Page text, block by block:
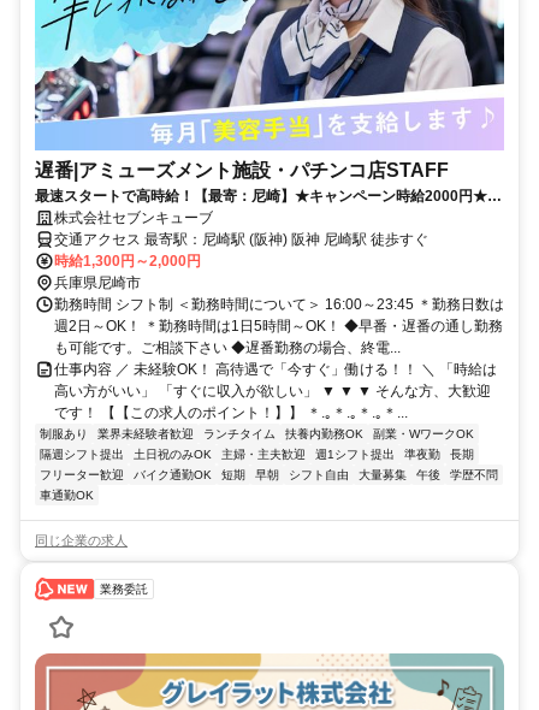
遅番|アミューズメント施設・パチンコ店STAFF
最速スタートで高時給！【最寄：尼崎】★キャンペーン時給2000円★週
2日～＆土日祝休み＆短時間も可能
株式会社セブンキューブ
交通アクセス 最寄駅：尼崎駅 (阪神) 阪神 尼崎駅 徒歩すぐ
時給1,300円～2,000円
兵庫県尼崎市
勤務時間 シフト制 ＜勤務時間について＞ 16:00～23:45 ＊勤務日数は
週2日～OK！ ＊勤務時間は1日5時間～OK！ ◆早番・遅番の通し勤務
も可能です。ご相談下さい ◆遅番勤務の場合、終電...
仕事内容 ／ 未経験OK！ 高待遇で「今すぐ」働ける！！ ＼ 「時給は
高い方がいい」 「すぐに収入が欲しい」 ▼ ▼ ▼ そんな方、大歓迎
です！ 【【この求人のポイント！】】 ＊.｡＊.｡＊.｡＊...
制服あり 業界未経験者歓迎 ランチタイム 扶養内勤務OK
副業・WワークOK
隔週シフト提出
土日祝のみOK 主婦・主夫歓迎 週1シフト提出 準夜勤
長期
フリーター歓迎
バイク通勤OK 短期 早朝 シフト自由 大量募集 午後
学歴不問
車通勤OK
同じ企業の求人
業務委託